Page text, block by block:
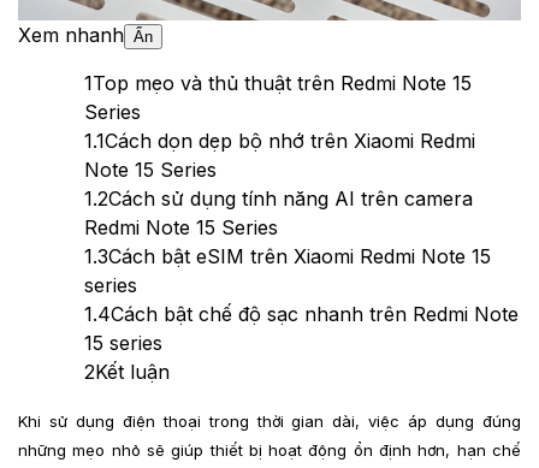
Xem nhanh Ẩn
1Top mẹo và thủ thuật trên Redmi Note 15
Series
1.1Cách dọn dẹp bộ nhớ trên Xiaomi Redmi
Note 15 Series
1.2Cách sử dụng tính năng AI trên camera
Redmi Note 15 Series
1.3Cách bật eSIM trên Xiaomi Redmi Note 15
series
1.4Cách bật chế độ sạc nhanh trên Redmi Note
15 series
2Kết luận
Khi sử dụng điện thoại trong thời gian dài, việc áp dụng đúng
những mẹo nhỏ sẽ giúp thiết bị hoạt động ổn định hơn, hạn chế